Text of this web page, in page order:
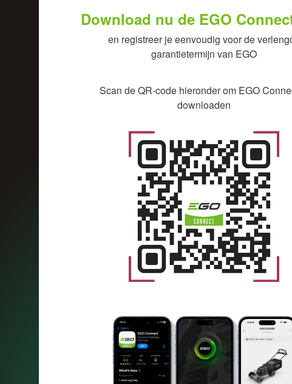
Download nu de EGO
en registreer je eenvoudig voor de
garantietermijn van EGO
Scan de QR-code hieronder om EGO
downloaden